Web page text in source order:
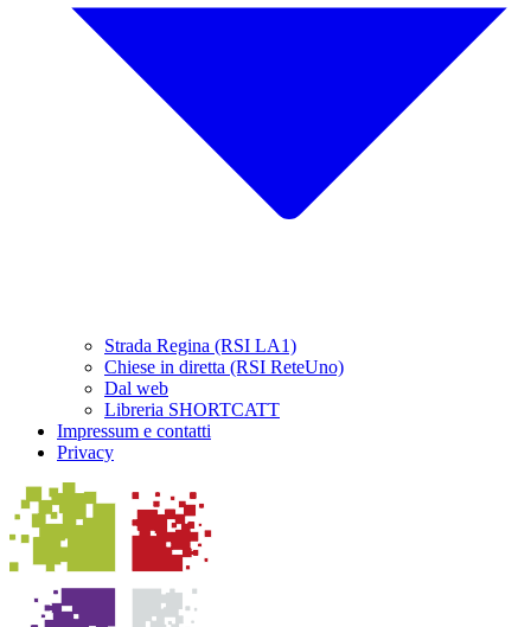
Strada Regina (RSI LA1)
Chiese in diretta (RSI ReteUno)
Dal web
Libreria SHORTCATT
Impressum e contatti
Privacy